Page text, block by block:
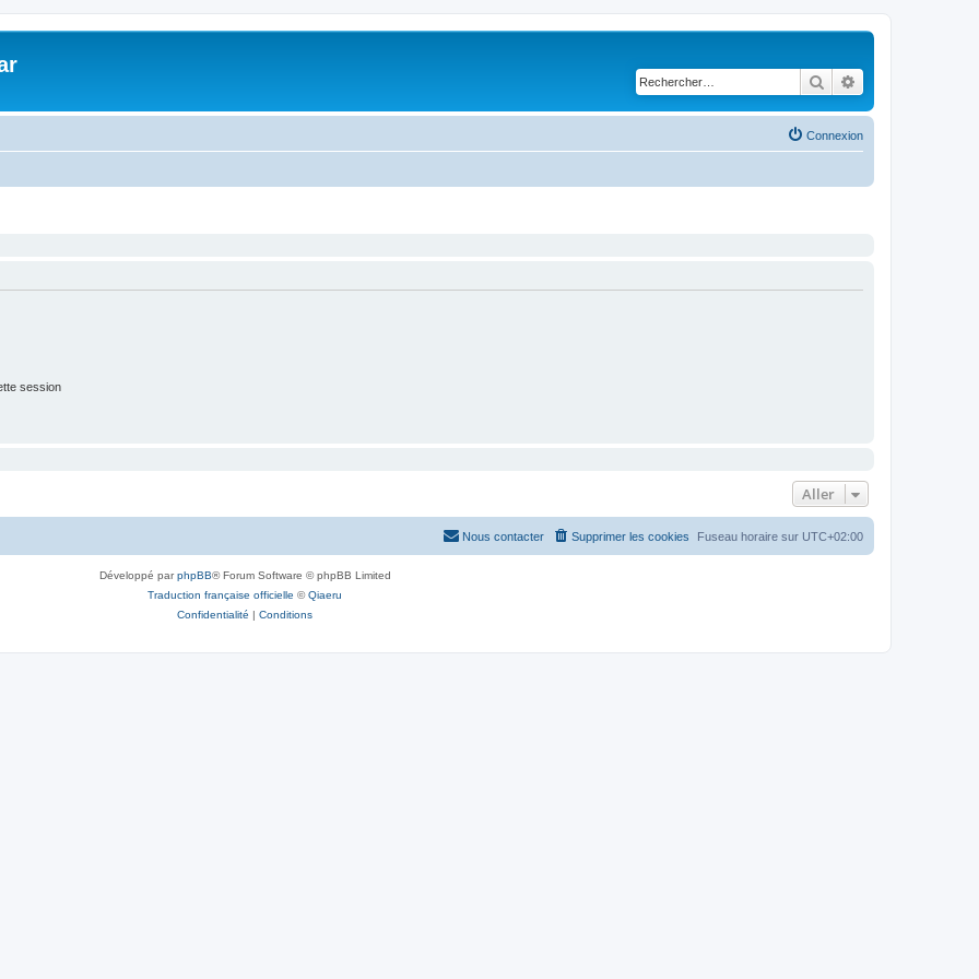
Rechercher
Connexion
session
Aller
Fuseau horaire sur UTC+02:00
Supprimer les cookies
Nous contacter
Développé parphpBB® Forum Software © phpBB Limited
Traduction française officielle ©Qiaeru
Confidentialité | Conditions